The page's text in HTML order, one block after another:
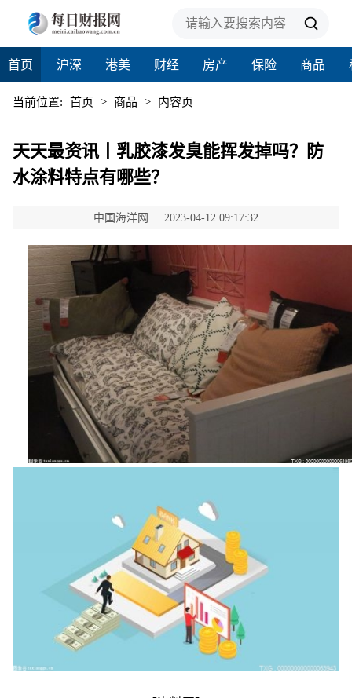
首页 沪深 港美 财经 房产 保险 商品
当前位置: 首页 > 商品 > 内容页
天天最资讯丨乳胶漆发臭能挥发掉吗？防
水涂料特点有哪些？
中国海洋网 2023-04-12 09:17:32